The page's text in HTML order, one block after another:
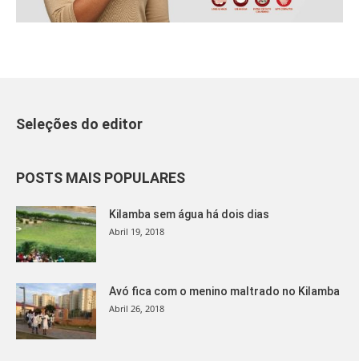
Seleções do editor
POSTS MAIS POPULARES
Kilamba sem água há dois dias
Abril 19, 2018
Avó fica com o menino maltrado no Kilamba
Abril 26, 2018